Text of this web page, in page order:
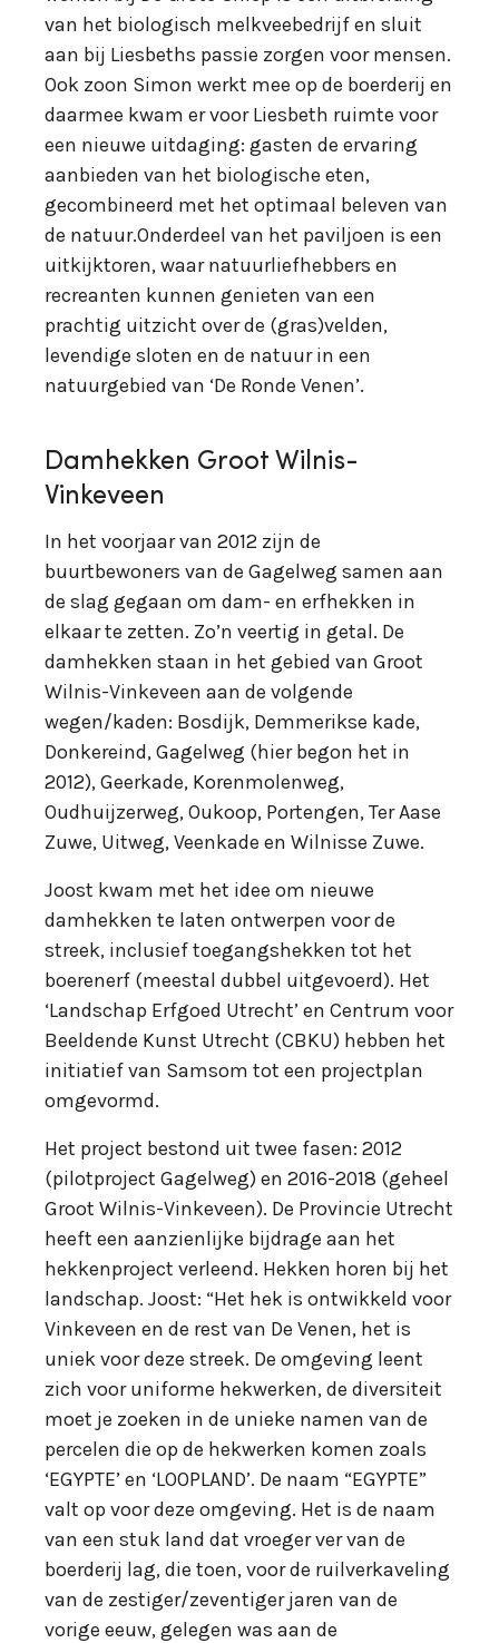
van het biologisch melkveebedrijf en sluit
aan bij Liesbeths passie zorgen voor mensen.
Ook zoon Simon werkt mee op de boerderij en
daarmee kwam er voor Liesbeth ruimte voor
een nieuwe uitdaging: gasten de ervaring
aanbieden van het biologische eten,
gecombineerd met het optimaal beleven van
de natuur.Onderdeel van het paviljoen is een
uitkijktoren, waar natuurliefhebbers en
recreanten kunnen genieten van een
prachtig uitzicht over de (gras)velden,
levendige sloten en de natuur in een
natuurgebied van ‘De Ronde Venen’.
Damhekken Groot Wilnis-
Vinkeveen
In het voorjaar van 2012 zijn de
buurtbewoners van de Gagelweg samen aan
de slag gegaan om dam- en erfhekken in
elkaar te zetten. Zo’n veertig in getal. De
damhekken staan in het gebied van Groot
Wilnis-Vinkeveen aan de volgende
wegen/kaden: Bosdijk, Demmerikse kade,
Donkereind, Gagelweg (hier begon het in
2012), Geerkade, Korenmolenweg,
Oudhuijzerweg, Oukoop, Portengen, Ter Aase
Zuwe, Uitweg, Veenkade en Wilnisse Zuwe.
Joost kwam met het idee om nieuwe
damhekken te laten ontwerpen voor de
streek, inclusief toegangshekken tot het
boerenerf (meestal dubbel uitgevoerd). Het
‘Landschap Erfgoed Utrecht’ en Centrum voor
Beeldende Kunst Utrecht (CBKU) hebben het
initiatief van Samsom tot een projectplan
omgevormd.
Het project bestond uit twee fasen: 2012
(pilotproject Gagelweg) en 2016-2018 (geheel
Groot Wilnis-Vinkeveen). De Provincie Utrecht
heeft een aanzienlijke bijdrage aan het
hekkenproject verleend. Hekken horen bij het
landschap. Joost: “Het hek is ontwikkeld voor
Vinkeveen en de rest van De Venen, het is
uniek voor deze streek. De omgeving leent
zich voor uniforme hekwerken, de diversiteit
moet je zoeken in de unieke namen van de
percelen die op de hekwerken komen zoals
‘EGYPTE’ en ‘LOOPLAND’. De naam “EGYPTE”
valt op voor deze omgeving. Het is de naam
van een stuk land dat vroeger ver van de
boerderij lag, die toen, voor de ruilverkaveling
van de zestiger/zeventiger jaren van de
vorige eeuw, gelegen was aan de